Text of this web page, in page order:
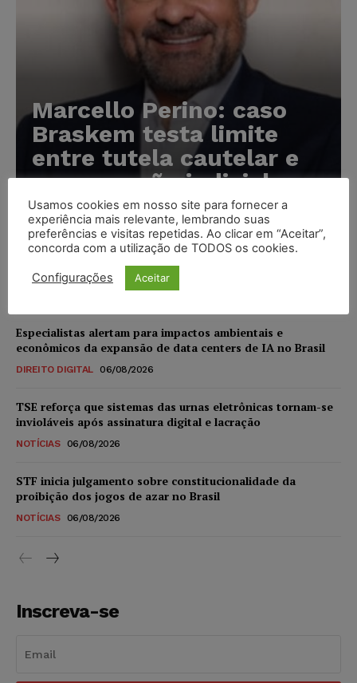
Marcello Perino: caso
Braskem testa limite
entre tutela cautelar e
recuperação judicial
Karina Silvério - 06/08/2026
IA da Anthropic cria identidades falsas em teste de
segurança e acende alerta sobre riscos de autonomia
Especialistas alertam para impactos ambientais e
econômicos da expansão de data centers de IA no Brasil
DIREITO DIGITAL 06/08/2026
TSE reforça que sistemas das urnas eletrônicas tornam-se
invioláveis após assinatura digital e lacração
NOTÍCIAS 06/08/2026
STF inicia julgamento sobre constitucionalidade da
proibição dos jogos de azar no Brasil
NOTÍCIAS 06/08/2026
Inscreva-se
Usamos cookies em nosso site para fornecer a
experiência mais relevante, lembrando suas
preferências e visitas repetidas. Ao clicar em “Aceitar”,
concorda com a utilização de TODOS os cookies.
Configurações Aceitar